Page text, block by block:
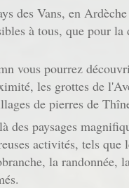
des Vans, en
à tous, que pour
des paysages
activités, tels
la randonnée,
vous pourrez
les grottes de
de pierres de